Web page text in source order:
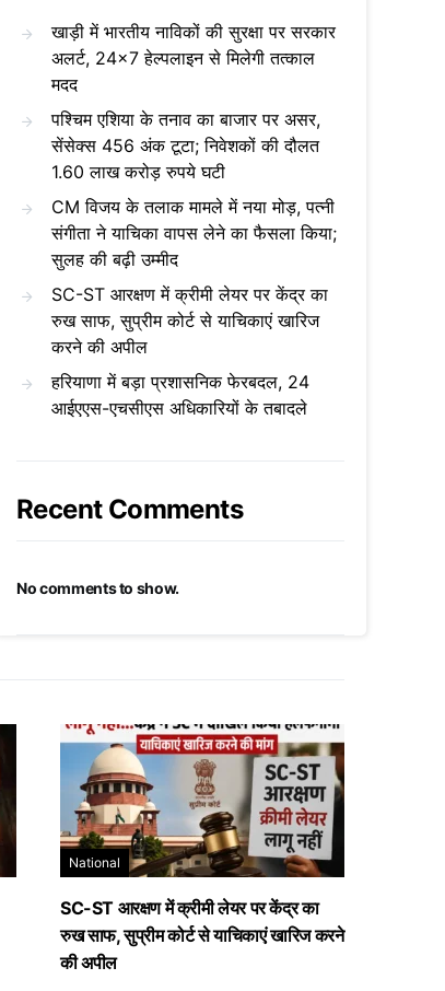
खाड़ी में भारतीय नाविकों की सुरक्षा पर सरकार
अलर्ट, 24×7 हेल्पलाइन से मिलेगी तत्काल
मदद
पश्चिम एशिया के तनाव का बाजार पर असर,
सेंसेक्स 456 अंक टूटा; निवेशकों की दौलत
1.60 लाख करोड़ रुपये घटी
CM विजय के तलाक मामले में नया मोड़, पत्नी
संगीता ने याचिका वापस लेने का फैसला किया;
सुलह की बढ़ी उम्मीद
SC-ST आरक्षण में क्रीमी लेयर पर केंद्र का
रुख साफ, सुप्रीम कोर्ट से याचिकाएं खारिज
करने की अपील
हरियाणा में बड़ा प्रशासनिक फेरबदल, 24
आईएएस-एचसीएस अधिकारियों के तबादले
Recent Comments
No comments to show.
National
SC-ST आरक्षण में क्रीमी लेयर पर केंद्र का
रुख साफ, सुप्रीम कोर्ट से याचिकाएं खारिज करने
की अपील